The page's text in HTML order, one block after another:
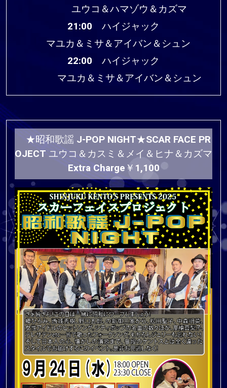
ユウコ＆ハマゾウ＆カズマ
21:00 ハイジャック
マユカ＆ミサ＆アイバン＆シュン
22:00 ハイジャック
マユカ＆ミサ＆アイバン＆シュン
★昭和歌謡 J-POP NIGHT★SCAR FACE PR
OJECT ユウコ＆カスミ＆メイ＆ヒナ＆カズマ
Extra Charge￥1,100